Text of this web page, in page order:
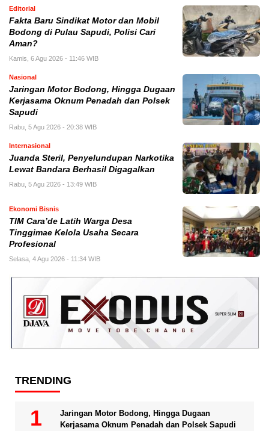
Editorial
Fakta Baru Sindikat Motor dan Mobil
Bodong di Pulau Sapudi, Polisi Cari
Aman?
Kamis, 6 Agu 2026 - 11:46 WIB
Nasional
Jaringan Motor Bodong, Hingga Dugaan
Kerjasama Oknum Penadah dan Polsek
Sapudi
Rabu, 5 Agu 2026 - 20:38 WIB
Internasional
Juanda Steril, Penyelundupan Narkotika
Lewat Bandara Berhasil Digagalkan
Rabu, 5 Agu 2026 - 13:49 WIB
Ekonomi Bisnis
TIM Cara’de Latih Warga Desa
Tinggimae Kelola Usaha Secara
Profesional
Selasa, 4 Agu 2026 - 11:34 WIB
TRENDING
Jaringan Motor Bodong, Hingga Dugaan
Kerjasama Oknum Penadah dan Polsek Sapudi